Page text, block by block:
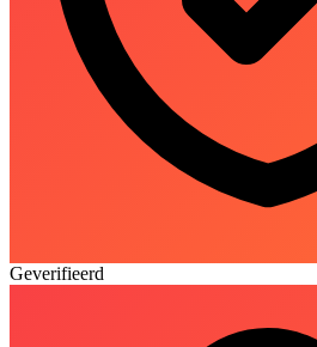
Geverifieerd